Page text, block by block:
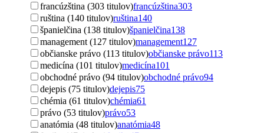
francúzština (303 titulov)francúzština303
ruština (140 titulov)ruština140
španielčina (138 titulov)španielčina138
management (127 titulov)management127
občianske právo (113 titulov)občianske právo113
medicína (101 titulov)medicína101
obchodné právo (94 titulov)obchodné právo94
dejepis (75 titulov)dejepis75
chémia (61 titulov)chémia61
právo (53 titulov)právo53
anatómia (48 titulov)anatómia48